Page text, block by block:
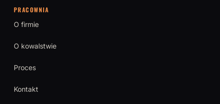
PRACOWNIA
O firmie
O kowalstwie
Proces
Kontakt